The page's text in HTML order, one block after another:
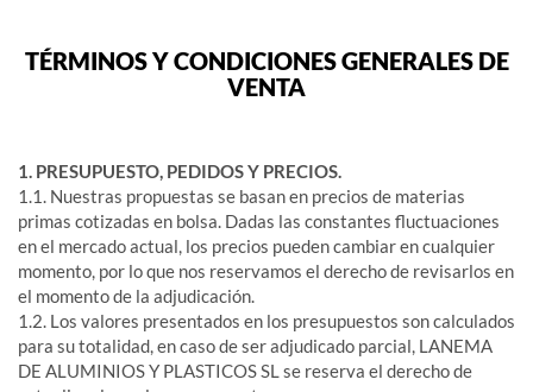
TÉRMINOS Y CONDICIONES GENERALES DE
VENTA
1. PRESUPUESTO, PEDIDOS Y PRECIOS.
1.1. Nuestras propuestas se basan en precios de materias
primas cotizadas en bolsa. Dadas las constantes fluctuaciones
en el mercado actual, los precios pueden cambiar en cualquier
momento, por lo que nos reservamos el derecho de revisarlos en
el momento de la adjudicación.
1.2. Los valores presentados en los presupuestos son calculados
para su totalidad, en caso de ser adjudicado parcial, LANEMA
DE ALUMINIOS Y PLASTICOS SL se reserva el derecho de